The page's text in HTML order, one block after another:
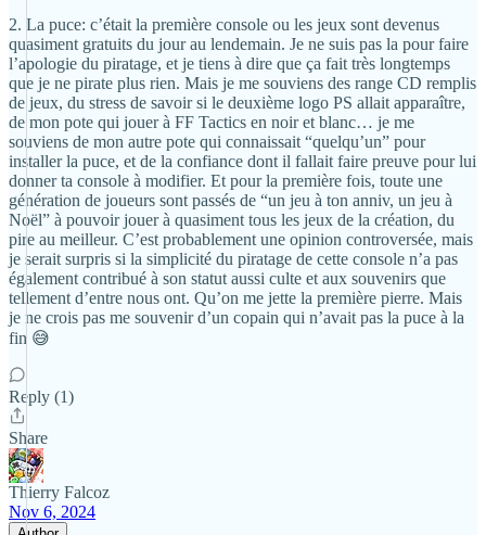
2. La puce: c’était la première console ou les jeux sont devenus
quasiment gratuits du jour au lendemain. Je ne suis pas la pour faire
l’apologie du piratage, et je tiens à dire que ça fait très longtemps
que je ne pirate plus rien. Mais je me souviens des range CD remplis
de jeux, du stress de savoir si le deuxième logo PS allait apparaître,
de mon pote qui jouer à FF Tactics en noir et blanc… je me
souviens de mon autre pote qui connaissait “quelqu’un” pour
installer la puce, et de la confiance dont il fallait faire preuve pour lui
donner ta console à modifier. Et pour la première fois, toute une
génération de joueurs sont passés de “un jeu à ton anniv, un jeu à
Noël” à pouvoir jouer à quasiment tous les jeux de la création, du
pire au meilleur. C’est probablement une opinion controversée, mais
je serait surpris si la simplicité du piratage de cette console n’a pas
également contribué à son statut aussi culte et aux souvenirs que
tellement d’entre nous ont. Qu’on me jette la première pierre. Mais
je ne crois pas me souvenir d’un copain qui n’avait pas la puce à la
fin 😅
Reply (1)
Share
Thierry Falcoz
Nov 6, 2024